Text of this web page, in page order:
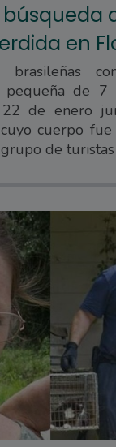
en
brasileñas
de 7
22 de enero
cuerpo
de